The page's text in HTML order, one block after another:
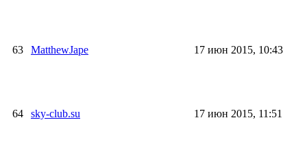
63 MatthewJape 17 июн 2015, 10:43
64 sky-club.su 17 июн 2015, 11:51